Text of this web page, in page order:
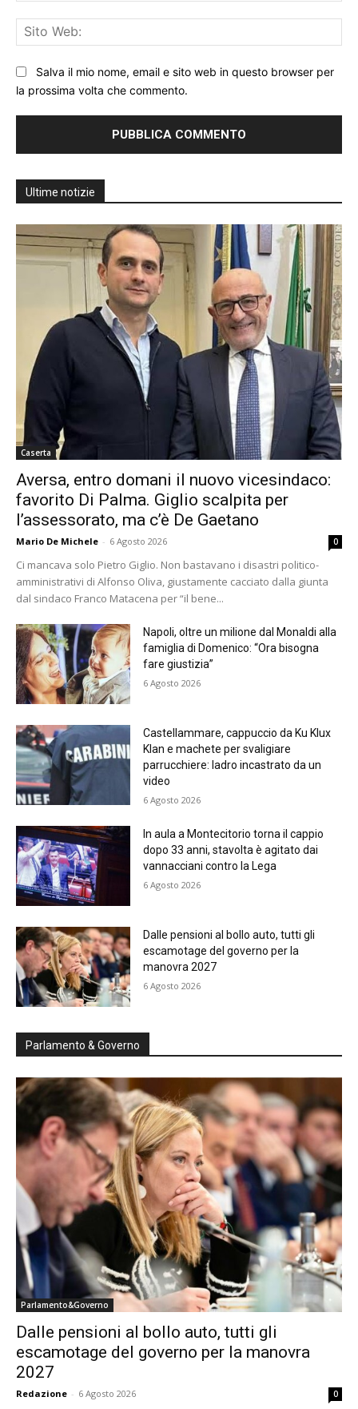
Salva il mio nome, email e sito web in questo browser per
la prossima volta che commento.
Ultime notizie
Caserta
Aversa, entro domani il nuovo vicesindaco:
favorito Di Palma. Giglio scalpita per
l’assessorato, ma c’è De Gaetano
Mario De Michele - 6 Agosto 2026 0
Ci mancava solo Pietro Giglio. Non bastavano i disastri politico-
amministrativi di Alfonso Oliva, giustamente cacciato dalla giunta
dal sindaco Franco Matacena per “il bene...
Napoli, oltre un milione dal Monaldi alla
famiglia di Domenico: “Ora bisogna
fare giustizia”
6 Agosto 2026
Castellammare, cappuccio da Ku Klux
Klan e machete per svaligiare
parrucchiere: ladro incastrato da un
video
6 Agosto 2026
In aula a Montecitorio torna il cappio
dopo 33 anni, stavolta è agitato dai
vannacciani contro la Lega
6 Agosto 2026
Dalle pensioni al bollo auto, tutti gli
escamotage del governo per la
manovra 2027
6 Agosto 2026
Parlamento & Governo
Parlamento&Governo
Dalle pensioni al bollo auto, tutti gli
escamotage del governo per la manovra
2027
Redazione - 6 Agosto 2026 0